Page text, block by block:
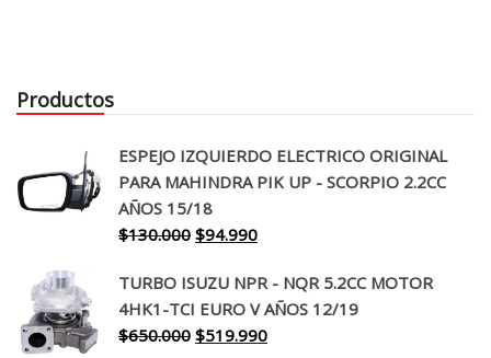
Productos
ESPEJO IZQUIERDO ELECTRICO ORIGINAL
PARA MAHINDRA PIK UP - SCORPIO 2.2CC
AÑOS 15/18
$130.000 El
original
era:
$130.000.
$94.990El
actual
es:
$94.990.
TURBO ISUZU NPR - NQR 5.2CC MOTOR
4HK1-TCI EURO V AÑOS 12/19
$650.000 El
$519.990El